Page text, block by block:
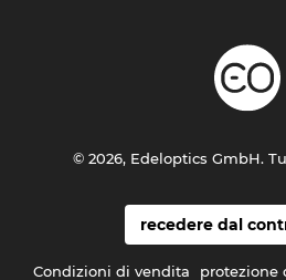
recedere dal
Condizioni di vendita protezione
© 2026, Edeloptics GmbH.